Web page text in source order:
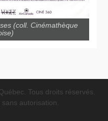
(coll. Cinémathèque
Tous droits réservés.
autorisation.